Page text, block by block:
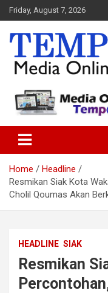
Skip
to
content
Friday, August 7, 2026
Tempo Riau
Home
Headline
Resmikan Siak Kota
Cholil Qoumas Akan
HEADLINE SIAK
Resmikan